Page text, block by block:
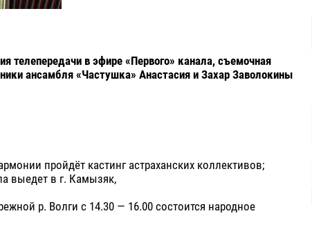
телепередачи в эфире «Первого» канала, съемочная
ансамбля «Частушка» Анастасия и Захар Заволокины
пройдёт кастинг астраханских коллективов;
выедет в г. Камызяк,
р. Волги с 14.30 — 16.00 состоится народное